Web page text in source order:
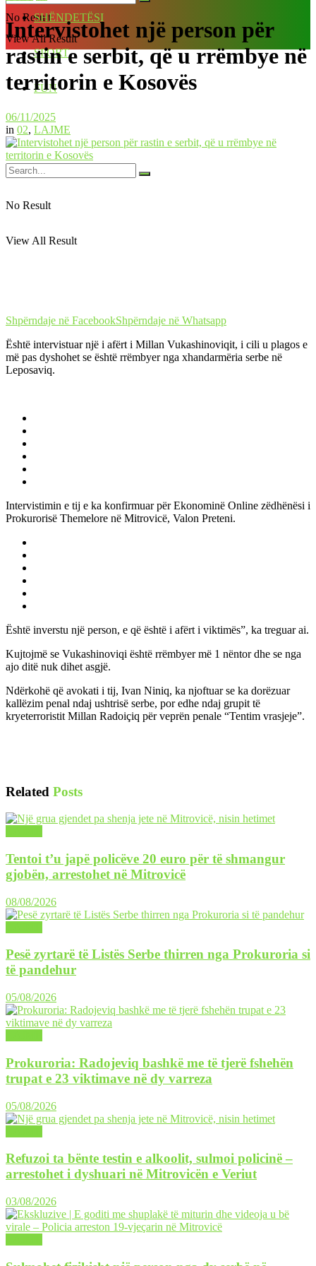
No Result
View All Result
SHËNDETËSI
SPORT
FUN
No Result
View All Result
Intervistohet një person për
rastin e serbit, që u rrëmbye në
territorin e Kosovës
06/11/2025
in 02, LAJME
Shpërndaje në FacebookShpërndaje në Whatsapp
Është intervistuar një i afërt i Millan Vukashinoviqit, i cili u plagos e
më pas dyshohet se është rrëmbyer nga xhandarmëria serbe në
Leposaviq.
Intervistimin e tij e ka konfirmuar për Ekonominë Online zëdhënësi i
Prokurorisë Themelore në Mitrovicë, Valon Preteni.
Është inverstu një person, e që është i afërt i viktimës”, ka treguar ai.
Kujtojmë se Vukashinoviqi është rrëmbyer më 1 nëntor dhe se nga
ajo ditë nuk dihet asgjë.
Ndërkohë që avokati i tij, Ivan Niniq, ka njoftuar se ka dorëzuar
kallëzim penal ndaj ushtrisë serbe, por edhe ndaj grupit të
kryeterroristit Millan Radoiçiq për veprën penale “Tentim vrasjeje”.
Related Posts
Tentoi t’u japë policëve 20 euro për të shmangur
gjobën, arrestohet në Mitrovicë
08/08/2026
Pesë zyrtarë të Listës Serbe thirren nga Prokuroria si
të pandehur
05/08/2026
Prokuroria: Radojeviq bashkë me të tjerë fshehën
trupat e 23 viktimave në dy varreza
05/08/2026
Refuzoi ta bënte testin e alkoolit, sulmoi policinë –
arrestohet i dyshuari në Mitrovicën e Veriut
03/08/2026